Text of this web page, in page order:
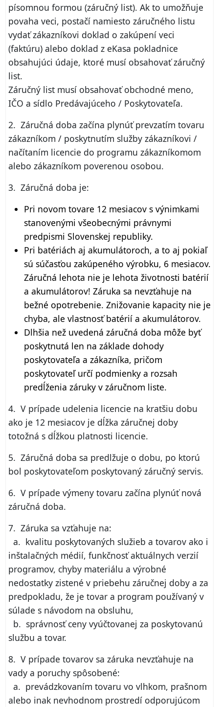
písomnou formou (záručný list). Ak to umožňuje
povaha veci, postačí namiesto záručného listu
vydať zákazníkovi doklad o zakúpení veci
(faktúru) alebo doklad z eKasa pokladnice
obsahujúci údaje, ktoré musí obsahovať záručný
list.
Záručný list musí obsahovať obchodné meno,
IČO a sídlo Predávajúceho / Poskytovateľa.
2. Záručná doba začína plynúť prevzatím tovaru
zákazníkom / poskytnutím služby zákazníkovi /
načítaním licencie do programu zákazníkomom
alebo zákazníkom poverenou osobou.
3. Záručná doba je:
Pri novom tovare 12 mesiacov s výnimkami
stanovenými všeobecnými právnymi
predpismi Slovenskej republiky.
Pri batériách aj akumulátoroch, a to aj pokiaľ
sú súčasťou zakúpeného výrobku, 6 mesiacov.
Záručná lehota nie je lehota životnosti batérií
a akumulátorov! Záruka sa nevzťahuje na
bežné opotrebenie. Znižovanie kapacity nie je
chyba, ale vlastnosť batérií a akumulátorov.
Dlhšia než uvedená záručná doba môže byť
poskytnutá len na základe dohody
poskytovateľa a zákazníka, pričom
poskytovateľ určí podmienky a rozsah
predĺženia záruky v záručnom liste.
4. V prípade udelenia licencie na kratšiu dobu
ako je 12 mesiacov je dĺžka záručnej doby
totožná s dĺžkou platnosti licencie.
5. Záručná doba sa predlžuje o dobu, po ktorú
bol poskytovateľom poskytovaný záručný servis.
6. V prípade výmeny tovaru začína plynúť nová
záručná doba.
7. Záruka sa vzťahuje na:
a. kvalitu poskytovaných služieb a tovarov ako i
inštalačných médií, funkčnosť aktuálnych verzií
programov, chyby materiálu a výrobné
nedostatky zistené v priebehu záručnej doby a za
predpokladu, že je tovar a program používaný v
súlade s návodom na obsluhu,
b. správnosť ceny vyúčtovanej za poskytovanú
službu a tovar.
8. V prípade tovarov sa záruka nevzťahuje na
vady a poruchy spôsobené:
a. prevádzkovaním tovaru vo vlhkom, prašnom
alebo inak nevhodnom prostredí odporujúcom